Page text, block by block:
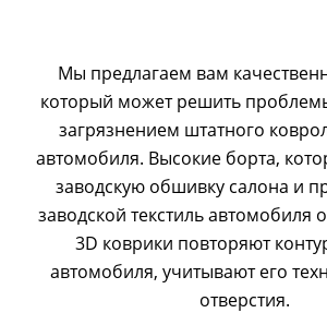
Мы предлагаем вам
который может решить
загрязнением штатного
автомобиля. Высокие борта,
заводскую обшивку салона и
заводской текстиль автомобиля
3D коврики повторяют
автомобиля, учитывают его
отверстия.